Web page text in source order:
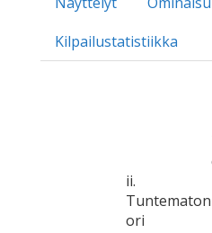
Kilpailustatistiikka
ii.
Tuntematon
ori